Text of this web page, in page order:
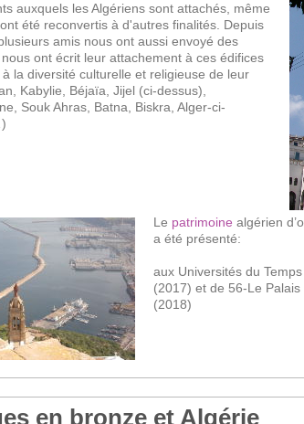
auxquels les Algériens sont attachés, même
été reconvertis à d'autres finalités. Depuis
amis nous ont aussi envoyé des
ont écrit leur attachement à ces édifices
la diversité culturelle et religieuse de leur
Kabylie, Béjaïa, Jijel (ci-dessus),
Souk Ahras, Batna, Biskra, Alger-ci-
Le patrimoine algérien
a été présenté:
aux Universités du
(2017) et de 56-Le
(2018)
en bronze et Algérie